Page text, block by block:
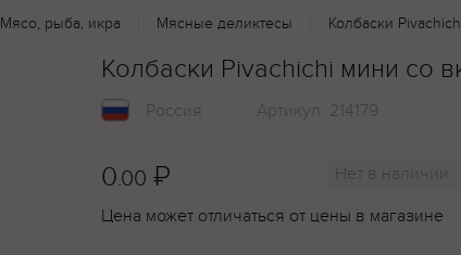
Мясо, рыба, икра Мясные деликтесы Колбаски
Колбаски Pivachichi мини со
Россия Артикул: 214179
0.00 ₽
Нет в наличии
Цена может отличаться от цены в магазине